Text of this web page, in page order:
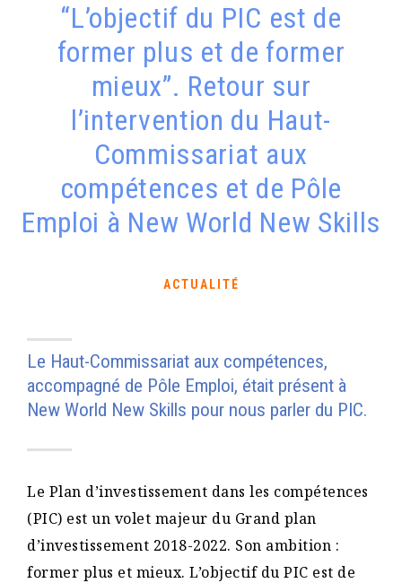
“L’objectif du PIC est de
former plus et de former
mieux”. Retour sur
l’intervention du Haut-
Commissariat aux
compétences et de Pôle
Emploi à New World New Skills
ACTUALITÉ
Le Haut-Commissariat aux compétences,
accompagné de Pôle Emploi, était présent à
New World New Skills pour nous parler du PIC.
Le Plan d’investissement dans les compétences
(PIC) est un volet majeur du Grand plan
d’investissement 2018-2022. Son ambition :
former plus et mieux. L’objectif du PIC est de